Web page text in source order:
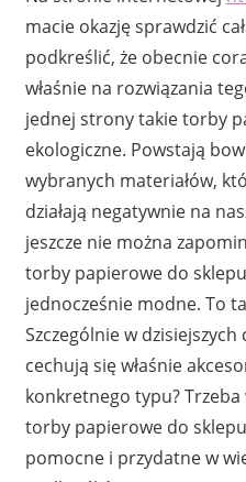
macie okazję sprawdzić
podkreślić, że obecnie
właśnie na rozwiązania
jednej strony takie torby
ekologiczne. Powstają
wybranych materiałów,
działają negatywnie na
jeszcze nie można
torby papierowe do
jednocześnie modne. To
Szczególnie w dzisiejszych
cechują się właśnie
konkretnego typu?
torby papierowe do
pomocne i przydatne w